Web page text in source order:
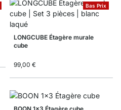
Bas Prix
LONGCUBE Étagère murale
cube
99,00 €